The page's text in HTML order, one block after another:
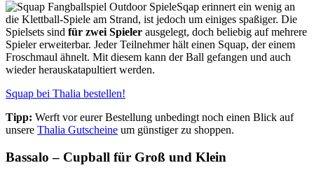
Sqap erinnert ein wenig an
die Klettball-Spiele am Strand, ist jedoch um einiges spaßiger. Die
Spielsets sind für zwei Spieler ausgelegt, doch beliebig auf mehrere
Spieler erweiterbar. Jeder Teilnehmer hält einen Squap, der einem
Froschmaul ähnelt. Mit diesem kann der Ball gefangen und auch
wieder herauskatapultiert werden.
Squap bei Thalia bestellen!
Tipp: Werft vor eurer Bestellung unbedingt noch einen Blick auf
unsere Thalia Gutscheine um günstiger zu shoppen.
Bassalo – Cupball für Groß und Klein